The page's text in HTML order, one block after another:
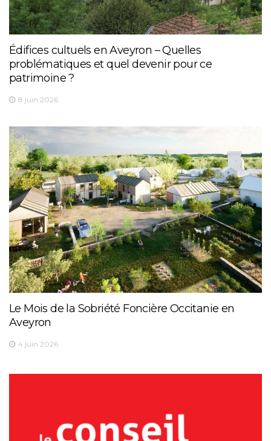
Édifices cultuels en Aveyron – Quelles
problématiques et quel devenir pour ce
patrimoine ?
8 juin 2026
Le Mois de la Sobriété Foncière Occitanie en
Aveyron
4 juin 2026